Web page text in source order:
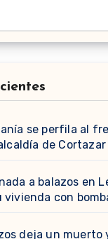
se perfila al
de Cortazar
a balazos en
vivienda con
deja un muerto